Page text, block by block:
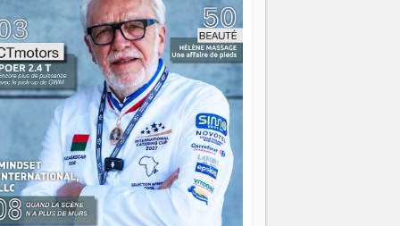
on pourrait s'arrêter là, applaudir et
chez soi satisfait. Mais ce serait
à côté d'une chose essentielle. La
ça brûle fort — et parfois, ça brûle
Une flamme sans direction peut
autant qu'elle peut consumer. C'est
que les aînés entrent en scène — pas
reprendre le gouvernail, mais pour
où sont les récifs. Les jeunes ont la
les vieux ont l'expérience, comme on
Ce n'est pas un combat de générations
c'est une question d'équipage. Partagez
réussites, mais aussi vos échecs. Surtout
échecs, d'ailleurs — ils enseignent